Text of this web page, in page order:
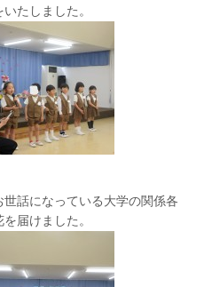
たしました。
話になっている大学の関係各
届けました。